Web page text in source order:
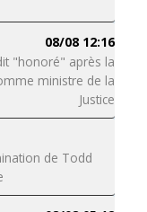
08/08 12:16
"honoré" après la
ministre de la
Justice
de Todd